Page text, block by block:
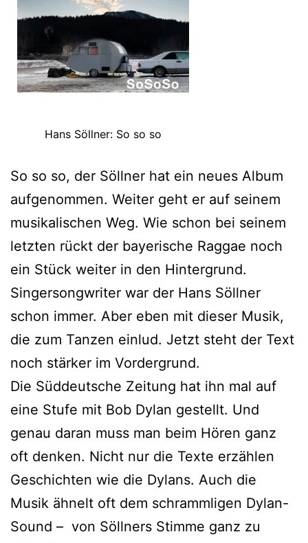
Hans Söllner: So so so
So so so, der Söllner hat ein neues Album
aufgenommen. Weiter geht er auf seinem
musikalischen Weg. Wie schon bei seinem
letzten rückt der bayerische Raggae noch
ein Stück weiter in den Hintergrund.
Singersongwriter war der Hans Söllner
schon immer. Aber eben mit dieser Musik,
die zum Tanzen einlud. Jetzt steht der Text
noch stärker im Vordergrund.
Die Süddeutsche Zeitung hat ihn mal auf
eine Stufe mit Bob Dylan gestellt. Und
genau daran muss man beim Hören ganz
oft denken. Nicht nur die Texte erzählen
Geschichten wie die Dylans. Auch die
Musik ähnelt oft dem schrammligen Dylan-
Sound – von Söllners Stimme ganz zu